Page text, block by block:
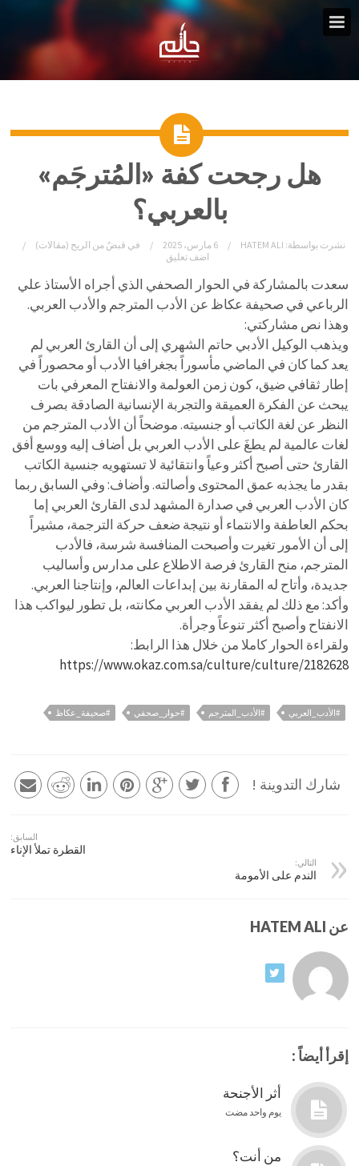
هل رجحت كفة «المُترجَم»
بالعربي؟
نشرت بواسطة: HATEM ALI 6 مارس، 2025 في قبضٌ من الريح (مقالات)
اضف تعليق
سعدت بالمشاركة في الحوار الصحفي الذي أجراه الأستاذ علي
الرباعي في صحيفة عكاظ عن الأدب المترجم والأدب العربي.
وهذا نص مشاركتي:
ويذهب الوكيل الأدبي حاتم الشهري إلى أن القارئ العربي لم
يعد كما كان في الماضي مأسوراً بجغرافيا الأدب أو محصوراً في
إطار ثقافي ضيق، كون زمن العولمة والانفتاح المعرفي بات
يبحث عن الفكرة العميقة والتجربة الإنسانية الصادقة بصرف
النظر عن لغة الكاتب أو جنسيته. موضحاً أن الأدب المترجم من
لغات عالمية لم يطغَ على الأدب العربي بل أضاف إليه ووسع أفق
القارئ حتى أصبح أكثر وعياً وانتقائية لا تستهويه جنسية الكاتب
بقدر ما يجذبه عمق المحتوى وأصالته. وأضاف: وفي السابق ربما
كان الأدب العربي في صدارة المشهد لدى القارئ العربي إما
بحكم العاطفة والانتماء أو نتيجة ضعف حركة الترجمة، مشيراً
إلى أن الأمور تغيرت وأصبحت المنافسة شرسة، فالأدب
المترجم، منح القارئ فرصة الاطلاع على مدارس وأساليب
جديدة، وأتاح له المقارنة بين إبداعات العالم، وإنتاجنا العربي.
وأكد: مع ذلك لم يفقد الأدب العربي مكانته، بل تطور ليواكب هذا
الانفتاح وأصبح أكثر تنوعاً وجرأة.
ولقراءة الحوار كاملا من خلال هذا الرابط:
https://www.okaz.com.sa/culture/culture/2182628
#الأدب_العربي #الأدب_المترجم #حوار_صحفي #صحيفة_عكاظ
شارك التدوينة !
السابق:
القطرة تملأ الإناء
التالي:
الندم على الأمومة
عن HATEM ALI
إقرأ أيضاً :
أثر الأجنحة
يوم واحد مضت
من أنت؟